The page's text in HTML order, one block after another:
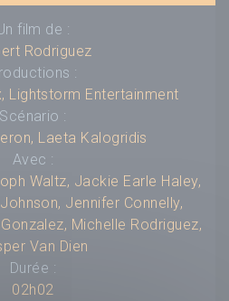
film de :
Rodriguez
:
, Lightstorm Entertainment
Scénario :
, Laeta Kalogridis
Avec :
Waltz, Jackie Earle Haley,
, Jennifer Connelly,
, Michelle Rodriguez,
Van Dien
Durée :
02h02